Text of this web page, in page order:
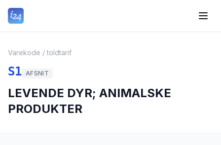
Varekode / toldtarif
S1 AFSNIT
LEVENDE DYR; ANIMALSKE
PRODUKTER